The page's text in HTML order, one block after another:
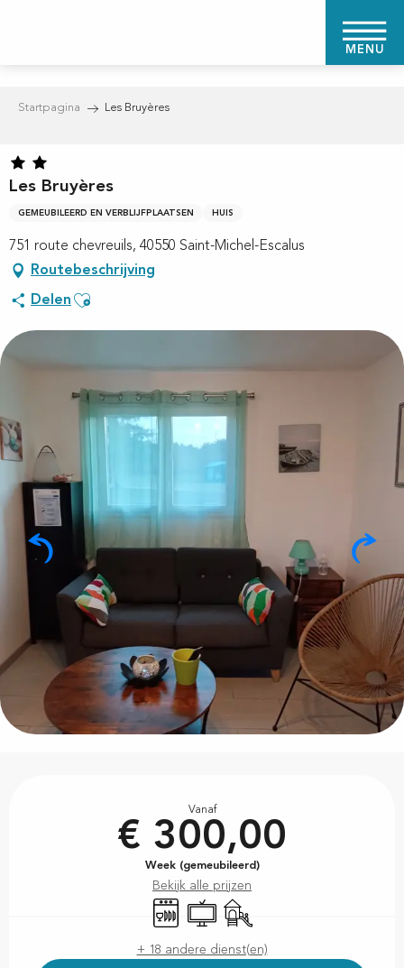
MENU
Startpagina Les Bruyères
Les Bruyères
GEMEUBILEERD EN VERBLIJFPLAATSEN HUIS
751 route chevreuils, 40550 Saint-Michel-Escalus
Routebeschrijving
Delen Ajouter aux favoris
Vanaf
€ 300,00
Week (gemeubileerd)
Bekijk alle prijzen
Vaatwassers
TelevisieKinderspelen / Speelruimte
+ 18 andere dienst(en)